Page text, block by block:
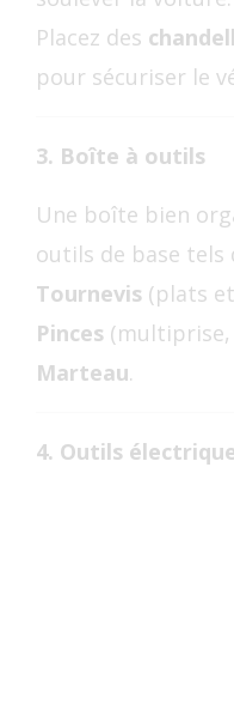
Placez des
pour sécuriser le
3. Boîte à outils
Une boîte bien
outils de base tels
Tournevis (plats
Pinces (multiprise,
Marteau.
4. Outils